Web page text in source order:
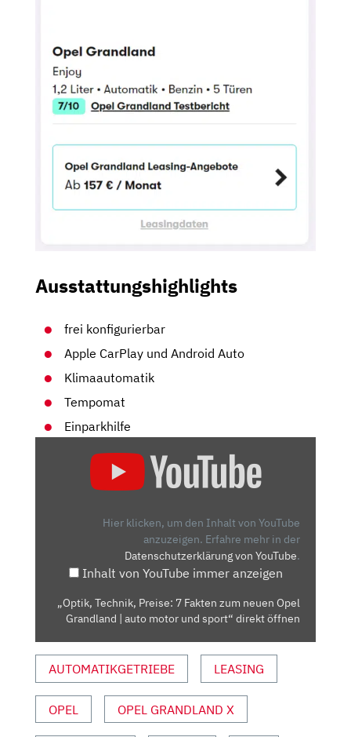
Ausstattungshighlights
frei konfigurierbar
Apple CarPlay und Android Auto
Klimaautomatik
Tempomat
Einparkhilfe
TECHNIK,
GRANDLAND
MOTOR
UND
VON
YOUTUBE
Hier klicken, um den Inhalt von YouTube
anzuzeigen. Erfahre mehr in der
Datenschutzerklärung von YouTube.
Inhalt von YouTube immer anzeigen
„Optik, Technik, Preise: 7 Fakten zum neuen Opel
Grandland | auto motor und sport“ direkt öffnen
AUTOMATIKGETRIEBE LEASING
OPEL OPEL GRANDLAND X